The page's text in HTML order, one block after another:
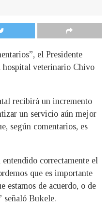
el Presidente
veterinario Chivo
recibirá un incremento
un servicio aún mejor
según comentarios, es
correctamente el
que es importante
estamos de acuerdo, o de
señaló Bukele.